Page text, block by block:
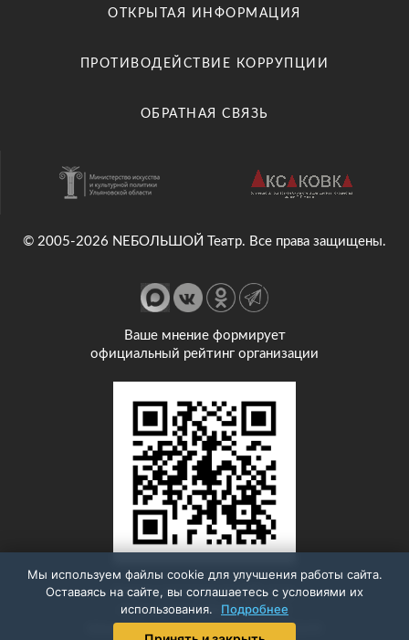
Мы используем файлы cookie для улучшения работы сайта.
Оставаясь на сайте, вы соглашаетесь с условиями их
использования.
Подробнее
ОТКРЫТАЯ ИНФОРМАЦИЯ
ПРОТИВОДЕЙСТВИЕ КОРРУПЦИИ
ОБРАТНАЯ СВЯЗЬ
© 2005-2026 NEБОЛЬШОЙ Театр. Все права защищены.
Ваше мнение формирует
официальный рейтинг организации
Анкета доступна по QR-коду,
а так же по прямой ссылке:
https://bus.gov.ru/qrcode/rate/432644